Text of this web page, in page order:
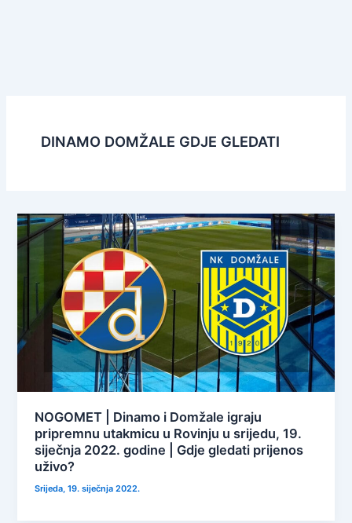
DINAMO DOMŽALE GDJE GLEDATI
NOGOMET | Dinamo i Domžale igraju
pripremnu utakmicu u Rovinju u srijedu, 19.
siječnja 2022. godine | Gdje gledati prijenos
uživo?
Srijeda, 19. siječnja 2022.